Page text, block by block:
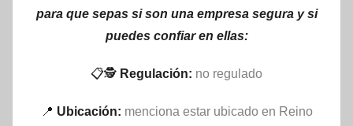
para que sepas si son una empresa segura y si
puedes confiar en ellas:
📋🕵 Regulación: no regulado
📍 Ubicación: menciona estar ubicado en Reino